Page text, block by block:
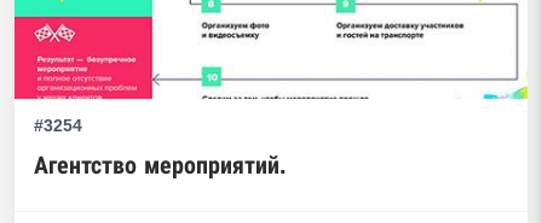
#3254
Агентство мероприятий.